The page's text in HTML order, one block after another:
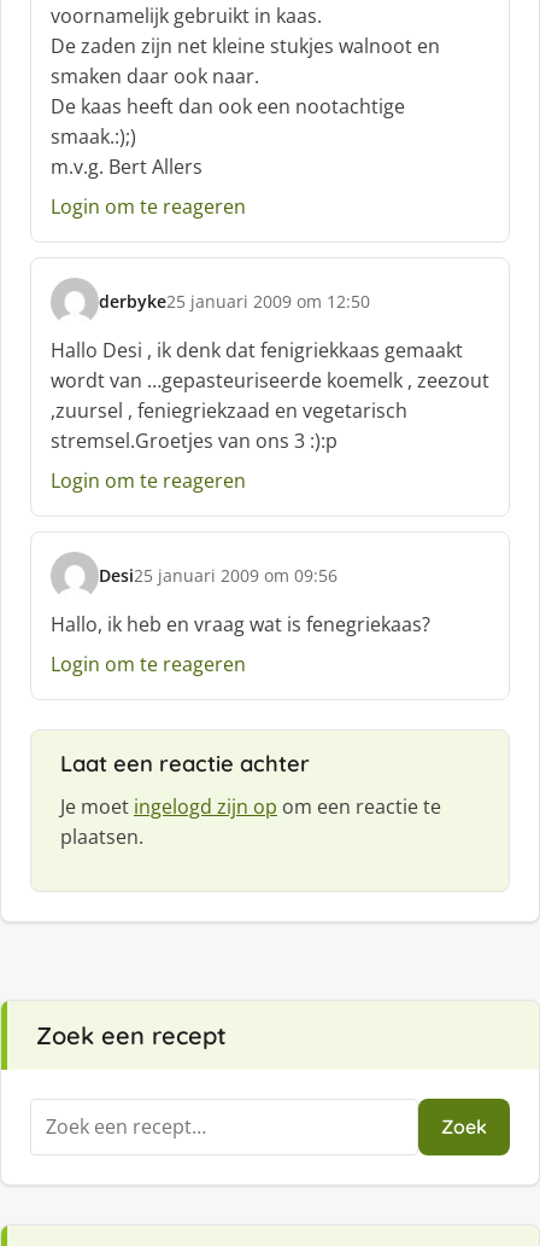
voornamelijk gebruikt in kaas.
De zaden zijn net kleine stukjes walnoot en
smaken daar ook naar.
De kaas heeft dan ook een nootachtige
smaak.:);)
m.v.g. Bert Allers
Login om te reageren
derbyke
s
c
h
r
e
e
:
25 januari 2009 om 12:50
Hallo Desi , ik denk dat fenigriekkaas gemaakt
wordt van …gepasteuriseerde koemelk , zeezout
,zuursel , feniegriekzaad en vegetarisch
stremsel.Groetjes van ons 3 :):p
Login om te reageren
Desi
s
c
h
r
25 januari 2009 om 09:56
Hallo, ik heb en vraag wat is fenegriekaas?
Login om te reageren
Laat een reactie achter
Je moet ingelogd zijn op om een reactie te
plaatsen.
Zoek een recept
Zoeken
naar:
Zoek